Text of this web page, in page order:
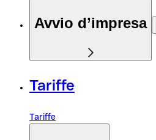
Avvio d’impresa
Tariffe
Tariffe